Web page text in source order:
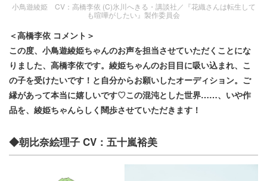
小鳥遊綾姫 CV：高橋李依 (C)氷川へきる・講談社／『花織さんは転生して
も喧嘩がしたい』製作委員会
＜高橋李依 コメント＞
この度、小鳥遊綾姫ちゃんのお声を担当させていただくことにな
りました、高橋李依です。綾姫ちゃんのお目目に吸い込まれ、こ
の子を受けたいです！と自分からお願いしたオーディション。ご
縁があって本当に嬉しいです♡この混沌とした世界……、いや作
品を、綾姫ちゃんらしく闊歩させていただきます！
◆朝比奈絵理子 CV：五十嵐裕美